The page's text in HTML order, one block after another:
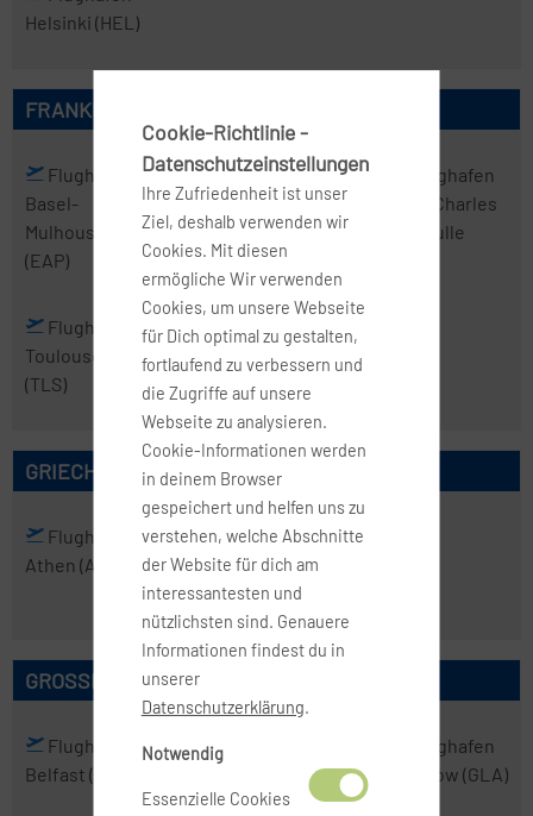
Helsinki (HEL)
FRANKREICH
Flughafen
Basel-
Mulhouse
(EAP)
Flughafen
Marseille
(MRS)
Flughafen
Nizza(NCE)
Flughafen
Paris Charles
de Gaulle
Flughafen
Toulouse
(TLS)
GRIECHENLAND
Flughafen
Athen (ATH)
Flughafen
Thessaloniki
(SKG)
GROSSBRITANNIEN
Flughafen
Belfast (BFS)
Flughafen
(BHX)
Edinburgh
(EDI)
Flughafen
Glasgow (GLA)
Cookie-Richtlinie -
Datenschutzeinstellungen
Ihre Zufriedenheit ist unser
Ziel, deshalb verwenden wir
Cookies. Mit diesen
ermögliche Wir verwenden
Cookies, um unsere Webseite
für Dich optimal zu gestalten,
fortlaufend zu verbessern und
die Zugriffe auf unsere
Webseite zu analysieren.
Cookie-Informationen werden
in deinem Browser
gespeichert und helfen uns zu
verstehen, welche Abschnitte
der Website für dich am
interessantesten und
nützlichsten sind. Genauere
Informationen findest du in
unserer
Datenschutzerklärung.
Notwendig
Essenzielle Cookies